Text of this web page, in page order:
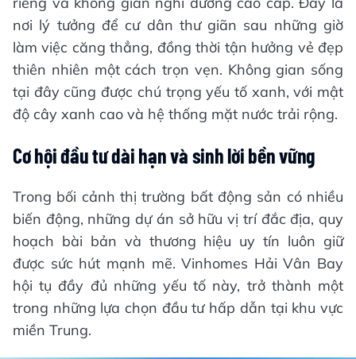
nơi lý tưởng để cư dân thư giãn sau những giờ
làm việc căng thẳng, đồng thời tận hưởng vẻ đẹp
thiên nhiên một cách trọn vẹn. Không gian sống
tại đây cũng được chú trọng yếu tố xanh, với mật
độ cây xanh cao và hệ thống mặt nước trải rộng.
Cơ hội đầu tư dài hạn và sinh lời bền vững
Trong bối cảnh thị trường bất động sản có nhiều
biến động, những dự án sở hữu vị trí đắc địa, quy
hoạch bài bản và thương hiệu uy tín luôn giữ
được sức hút mạnh mẽ. Vinhomes Hải Vân Bay
hội tụ đầy đủ những yếu tố này, trở thành một
trong những lựa chọn đầu tư hấp dẫn tại khu vực
miền Trung.